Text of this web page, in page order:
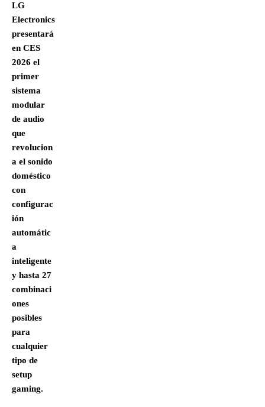
LG
Electronics
presentará
en CES
2026 el
primer
sistema
modular
de audio
que
revolucion
a el sonido
doméstico
con
configurac
ión
automátic
a
inteligente
y hasta 27
combinaci
ones
posibles
para
cualquier
tipo de
setup
gaming.